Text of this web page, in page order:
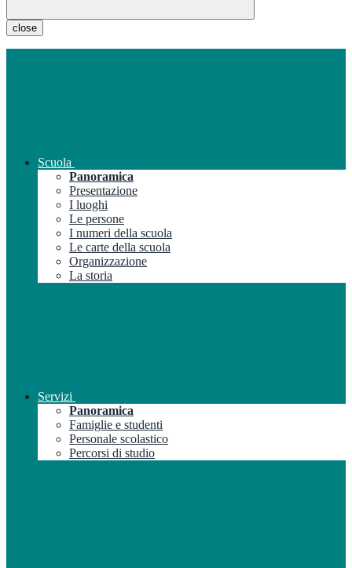
close
Scuola
Panoramica
Presentazione
I luoghi
Le persone
I numeri della scuola
Le carte della scuola
Organizzazione
La storia
Servizi
Panoramica
Famiglie e studenti
Personale scolastico
Percorsi di studio